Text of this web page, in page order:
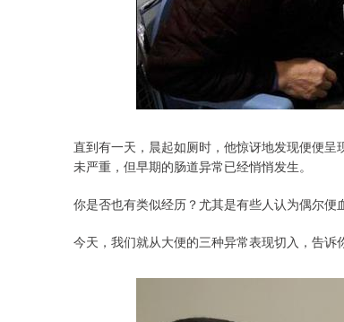
直到有一天，晨起如厕时，他惊讶地发现便便
未严重，但早期的肠道异常已经悄悄发生。
你是否也有类似经历？尤其是有些人认为偶尔便
今天，我们就从大便的三种异常表现切入，告诉